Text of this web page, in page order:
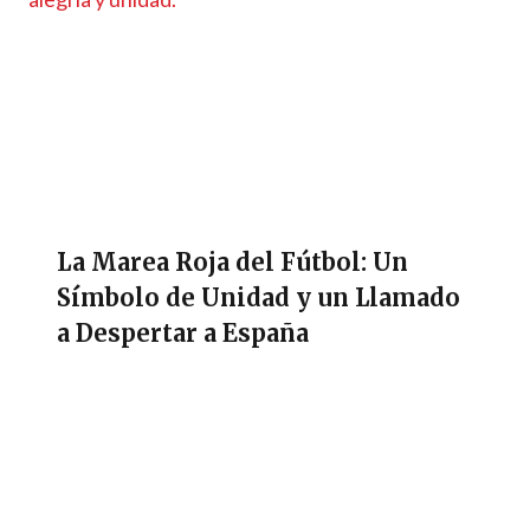
La Marea Roja del Fútbol: Un
Símbolo de Unidad y un Llamado
a Despertar a España